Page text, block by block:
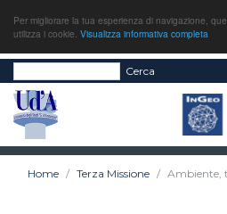
Per migliorare la tua esperienza di navigazione,
utilizza i cookie. Visualizza informativa completa
Cerca
Home Terza Missione Ambiente,